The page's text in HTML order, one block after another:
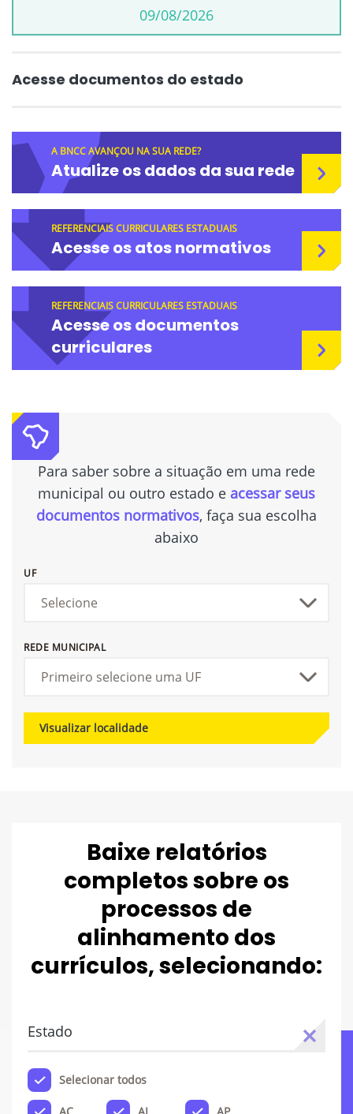
09/08/2026
Acesse documentos do estado
A BNCC AVANÇOU NA SUA REDE?
Atualize os dados da sua rede
REFERENCIAIS CURRICULARES ESTADUAIS
Acesse os atos normativos
REFERENCIAIS CURRICULARES ESTADUAIS
Acesse os documentos
curriculares
Para saber sobre a situação em uma rede
municipal ou outro estado e acessar seus
documentos normativos, faça sua escolha
abaixo
UF
REDE MUNICIPAL
Visualizar localidade
Baixe relatórios
completos sobre os
processos de
alinhamento dos
currículos, selecionando:
Estado
Selecionar todos